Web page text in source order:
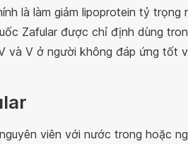
là làm giảm lipoprotein tỷ trọng
Zafular được chỉ định dùng
và V ở người không đáp ứng tốt
viên với nước trong hoặc